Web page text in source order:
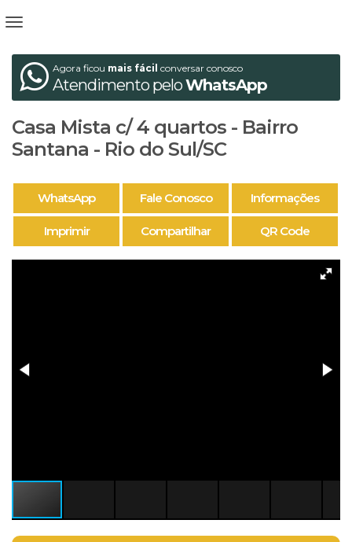
Agora ficou mais fácil conversar conosco
Atendimento peloWhatsApp
Casa Mista c/ 4 quartos - Bairro
Santana - Rio do Sul/SC
WhatsApp Fale Conosco Informações
Imprimir Compartilhar QR Code